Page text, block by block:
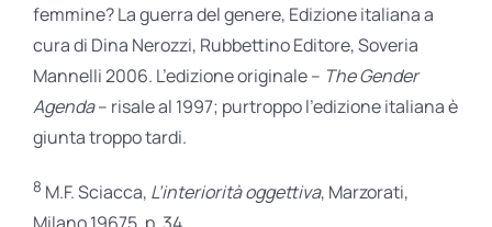
femmine? La guerra del genere, Edizione italiana a
cura di Dina Nerozzi, Rubbettino Editore, Soveria
Mannelli 2006. L’edizione originale – The Gender
Agenda– risale al 1997; purtroppo l’edizione italiana è
giunta troppo tardi.
8 M.F. Sciacca, L’interiorità oggettiva, Marzorati,